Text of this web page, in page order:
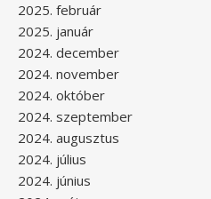
2025. február
2025. január
2024. december
2024. november
2024. október
2024. szeptember
2024. augusztus
2024. július
2024. június